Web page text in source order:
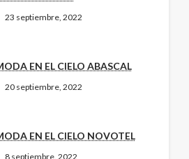
23 septiembre, 2022
EN EL CIELO ABASCAL
20 septiembre, 2022
EN EL CIELO NOVOTEL
8 septiembre, 2022